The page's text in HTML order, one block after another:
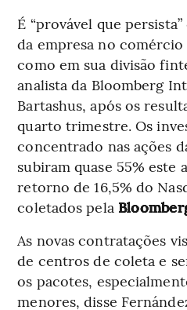
É “provável que
da empresa no
como em sua divisão
analista da Bloomberg
Bartashus, após os
quarto trimestre. Os
concentrado nas ações
subiram quase 55% este
retorno de 16,5% do
coletados pela
As novas contratações
de centros de coleta e
os pacotes,
menores, disse